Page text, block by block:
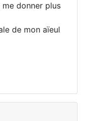
donner plus
de mon aïeul